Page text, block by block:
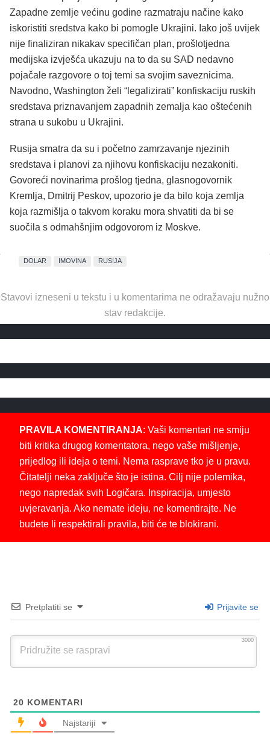
Zapadne zemlje većinu godine razmatraju načine kako
iskoristiti sredstva kako bi pomogle Ukrajini. Iako još uvijek
nije finaliziran nikakav specifičan plan, prošlotjedna
medijska izvješća ukazuju na to da su SAD nedavno
pojačale razgovore o toj temi sa svojim saveznicima.
Navodno, Washington želi “legalizirati” konfiskaciju ruskih
sredstava priznavanjem zapadnih zemalja kao oštećenih
strana u sukobu u Ukrajini.
Rusija smatra da su i početno zamrzavanje njezinih
sredstava i planovi za njihovu konfiskaciju nezakoniti.
Govoreći novinarima prošlog tjedna, glasnogovornik
Kremlja, Dmitrij Peskov, upozorio je da bilo koja zemlja
koja razmišlja o takvom koraku mora shvatiti da bi se
suočila s odmahšnjim odgovorom iz Moskve.
DOLAR IMOVINA RUSIJA
Stavovi izneseni u tekstu i u komentarima ne odražavaju nužno
stav redakcije.
PRAVILA KOMENTIRANJA: Vaši komentari ne smiju
biti kritika drugog komentatora, nego vaše mišljenje,
prijedlog ili ideja o temi. Nema rasprave tko je u pravu.
Čitatelji neka zaključe što je istina. Cilj nije polemika,
nego napredak svih Logičara. Inspiracija, umjesto
uvjeravanja. Ako nemate ideju, ne komentirajte. Ne
budete li respektirali pravila, biti će te blokirani.
Pretplatiti se Prijavite se
3000
20 KOMENTARI
Najstariji